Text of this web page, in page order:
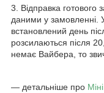
3. Відправка готового
даними у замовленні.
встановлений день
розсилаються після
немає Вайбера, то
― детальніше про